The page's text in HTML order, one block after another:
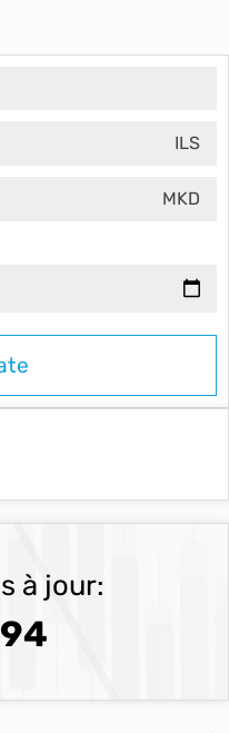
ILS
MKD
à jour: